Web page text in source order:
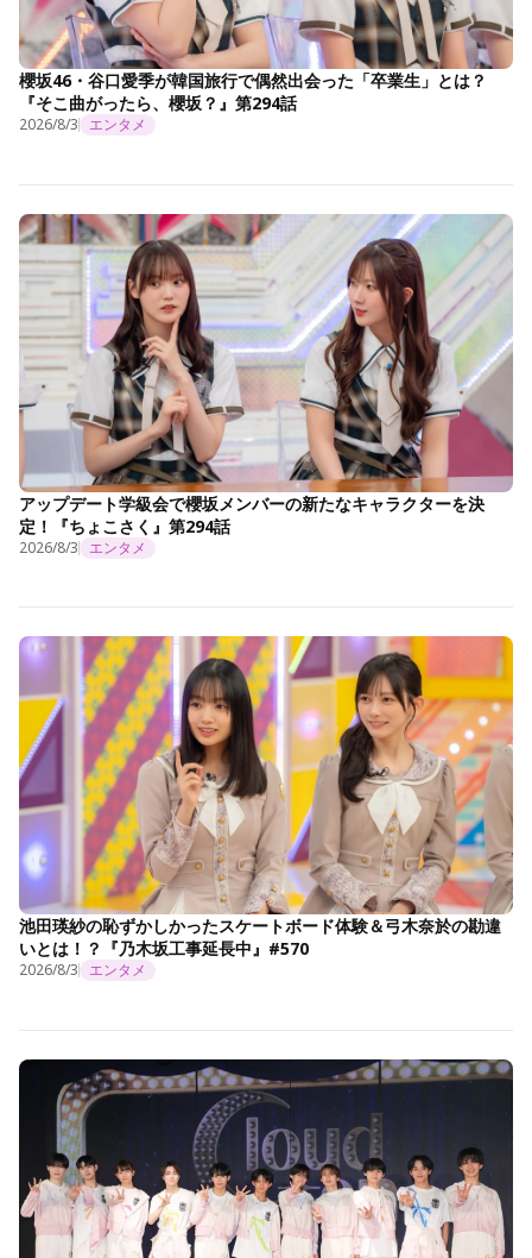
櫻坂46・谷口愛季が韓国旅行で偶然出会った「卒業生」とは？
『そこ曲がったら、櫻坂？』第294話
2026/8/3 エンタメ
アップデート学級会で櫻坂メンバーの新たなキャラクターを決
定！『ちょこさく』第294話
2026/8/3 エンタメ
池田瑛紗の恥ずかしかったスケートボード体験＆弓木奈於の勘違
いとは！？『乃木坂工事延長中』#570
2026/8/3 エンタメ